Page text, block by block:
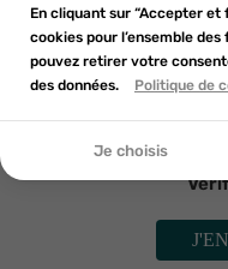
ALWAYS
Always Dailies Cotton
Normal 38 protège-slips
add_circle_outline
Créer une nouvelle
Annuler
Créer une liste
Annuler
Connexion
En cliquant sur “Accepter et
cookies pour l’ensemble
pouvez retirer votre
des données.
Politique de
Je choisis
En soumettant ce
informations
ma demande et de
découler. Vous